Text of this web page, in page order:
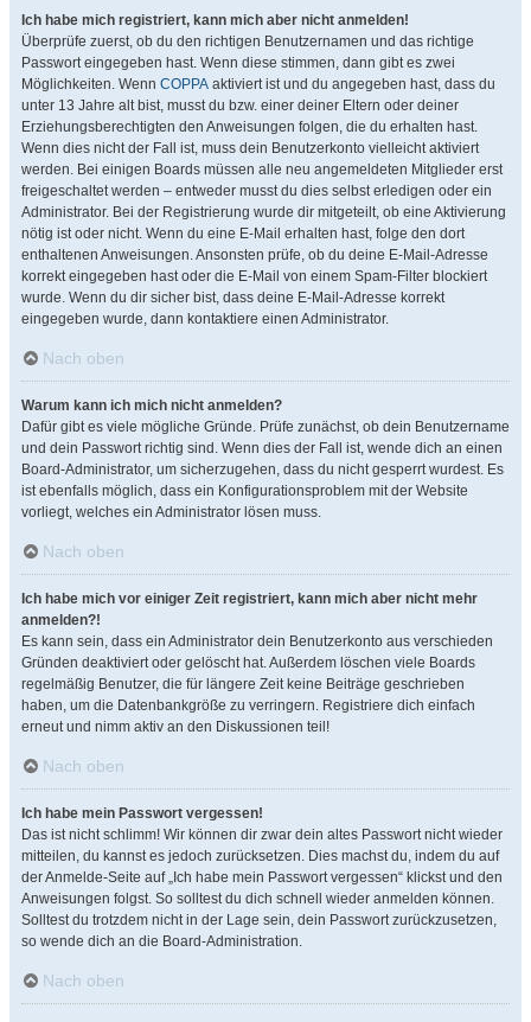
Ich habe mich registriert, kann mich aber nicht anmelden!
Überprüfe zuerst, ob du den richtigen Benutzernamen und das richtige
Passwort eingegeben hast. Wenn diese stimmen, dann gibt es zwei
Möglichkeiten. Wenn COPPA aktiviert ist und du angegeben hast, dass du
unter 13 Jahre alt bist, musst du bzw. einer deiner Eltern oder deiner
Erziehungsberechtigten den Anweisungen folgen, die du erhalten hast.
Wenn dies nicht der Fall ist, muss dein Benutzerkonto vielleicht aktiviert
werden. Bei einigen Boards müssen alle neu angemeldeten Mitglieder erst
freigeschaltet werden – entweder musst du dies selbst erledigen oder ein
Administrator. Bei der Registrierung wurde dir mitgeteilt, ob eine Aktivierung
nötig ist oder nicht. Wenn du eine E-Mail erhalten hast, folge den dort
enthaltenen Anweisungen. Ansonsten prüfe, ob du deine E-Mail-Adresse
korrekt eingegeben hast oder die E-Mail von einem Spam-Filter blockiert
wurde. Wenn du dir sicher bist, dass deine E-Mail-Adresse korrekt
eingegeben wurde, dann kontaktiere einen Administrator.
Nach oben
Warum kann ich mich nicht anmelden?
Dafür gibt es viele mögliche Gründe. Prüfe zunächst, ob dein Benutzername
und dein Passwort richtig sind. Wenn dies der Fall ist, wende dich an einen
Board-Administrator, um sicherzugehen, dass du nicht gesperrt wurdest. Es
ist ebenfalls möglich, dass ein Konfigurationsproblem mit der Website
vorliegt, welches ein Administrator lösen muss.
Nach oben
Ich habe mich vor einiger Zeit registriert, kann mich aber nicht mehr
anmelden?!
Es kann sein, dass ein Administrator dein Benutzerkonto aus verschieden
Gründen deaktiviert oder gelöscht hat. Außerdem löschen viele Boards
regelmäßig Benutzer, die für längere Zeit keine Beiträge geschrieben
haben, um die Datenbankgröße zu verringern. Registriere dich einfach
erneut und nimm aktiv an den Diskussionen teil!
Nach oben
Ich habe mein Passwort vergessen!
Das ist nicht schlimm! Wir können dir zwar dein altes Passwort nicht wieder
mitteilen, du kannst es jedoch zurücksetzen. Dies machst du, indem du auf
der Anmelde-Seite auf „Ich habe mein Passwort vergessen“ klickst und den
Anweisungen folgst. So solltest du dich schnell wieder anmelden können.
Solltest du trotzdem nicht in der Lage sein, dein Passwort zurückzusetzen,
so wende dich an die Board-Administration.
Nach oben